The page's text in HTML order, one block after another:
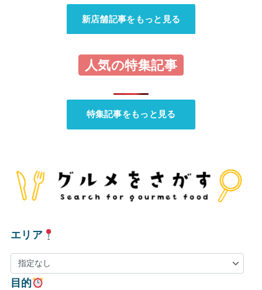
新店舗記事をもっと見る
人気の特集記事
特集記事をもっと見る
エリア
目的